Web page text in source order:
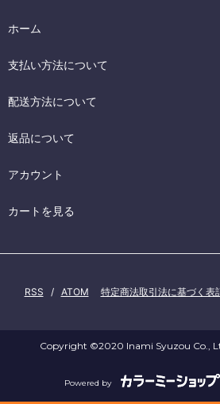
ホーム
支払い方法について
配送方法について
返品について
アカウント
カートを見る
RSS / ATOM 特定商法取引法に基づく表
Copyright ©2020 Inami Syuzou Co.,
Powered by